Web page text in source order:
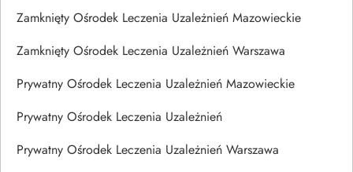
Zamknięty Ośrodek Leczenia Uzależnień Mazowieckie
Zamknięty Ośrodek Leczenia Uzależnień Warszawa
Prywatny Ośrodek Leczenia Uzależnień Mazowieckie
Prywatny Ośrodek Leczenia Uzależnień
Prywatny Ośrodek Leczenia Uzależnień Warszawa